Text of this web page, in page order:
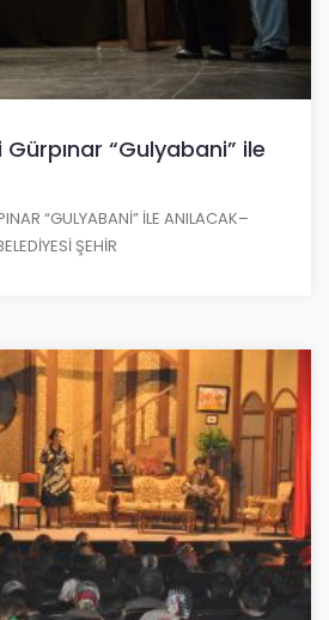
“Gulyabani” ile
“GULYABANİ” İLE ANILACAK–
ŞEHİR